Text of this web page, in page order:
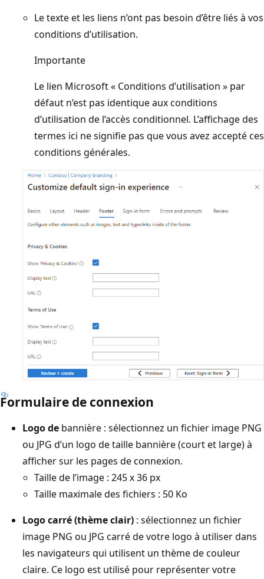
Le texte et les liens n’ont pas besoin d’être liés à vos
conditions d’utilisation.
Importante
Le lien Microsoft « Conditions d’utilisation » par
défaut n’est pas identique aux conditions
d’utilisation de l’accès conditionnel. L’affichage des
termes ici ne signifie pas que vous avez accepté ces
conditions générales.
Formulaire de connexion
Logo de bannière : sélectionnez un fichier image PNG
ou JPG d’un logo de taille bannière (court et large) à
afficher sur les pages de connexion.
Taille de l’image : 245 x 36 px
Taille maximale des fichiers : 50 Ko
Logo carré (thème clair) : sélectionnez un fichier
image PNG ou JPG carré de votre logo à utiliser dans
les navigateurs qui utilisent un thème de couleur
claire. Ce logo est utilisé pour représenter votre